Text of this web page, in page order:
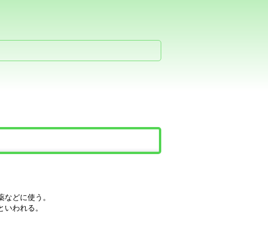
どに使う。
われる。